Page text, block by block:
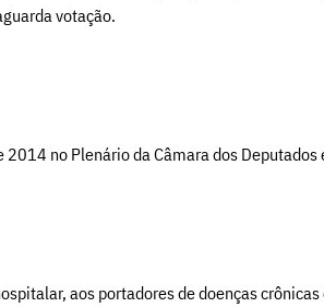
votação.
no Plenário da Câmara dos Deputados
aos portadores de doenças